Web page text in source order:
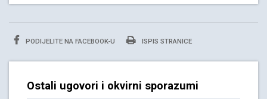
PODIJELITE NA FACEBOOK-U ISPIS STRANICE
Ostali ugovori i okvirni sporazumi